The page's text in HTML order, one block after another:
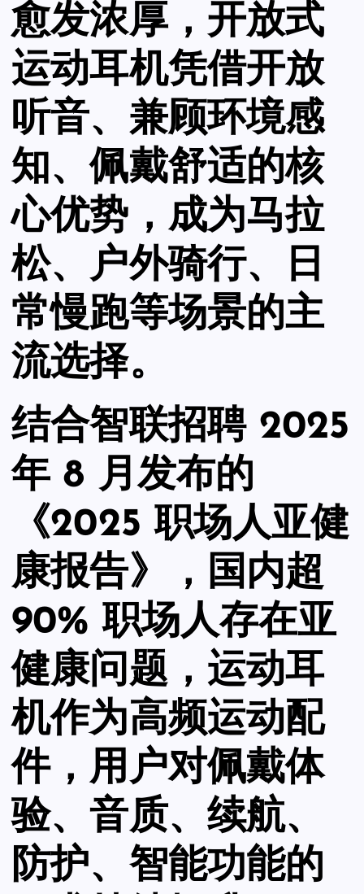
愈发浓厚，开放式
运动耳机凭借开放
听音、兼顾环境感
知、佩戴舒适的核
心优势，成为马拉
松、户外骑行、日
常慢跑等场景的主
流选择。
结合智联招聘 2025
年 8 月发布的
《2025 职场人亚健
康报告》，国内超
90% 职场人存在亚
健康问题，运动耳
机作为高频运动配
件，用户对佩戴体
验、音质、续航、
防护、智能功能的